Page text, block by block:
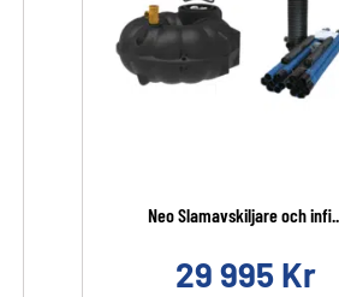
Neo Slamavskiljare och
29 995 Kr